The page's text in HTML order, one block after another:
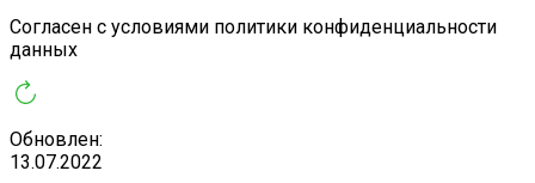
Cогласен с условиями политики конфиденциальности
данных
Обновлен:
13.07.2022